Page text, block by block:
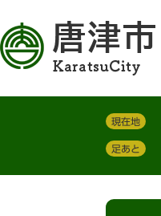
ー
ジ
の
ニ
ュ
ー
現在地
足あと
本